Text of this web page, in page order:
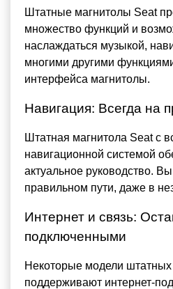
Штатные магнитолы Seat
множество функций и
наслаждаться музыкой,
многими другими
интерфейса магнитолы.
Навигация: Всегда на
Штатная магнитола Seat с
навигационной системой
актуальное руководство.
правильном пути, даже в
Интернет и связь:
подключенными
Некоторые модели штатных
поддерживают интернет-